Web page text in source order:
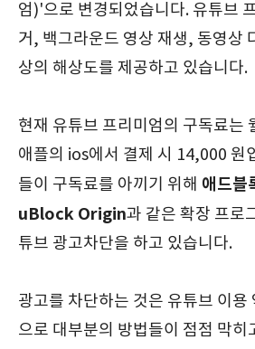
엄)'으로 변경되었습니다. 유튜브
거, 백그라운드 영상 재생, 동영상
상의 해상도를 제공하고 있습니다.
현재 유튜브 프리미엄의 구독료는
애플의 ios에서 결제 시 14,000 원
들이 구독료를 아끼기 위해 애드
uBlock Origin과 같은 확장 프로
튜브 광고차단을 하고 있습니다.
광고를 차단하는 것은 유튜브 이용
으로 대부분의 방법들이 점점 막히